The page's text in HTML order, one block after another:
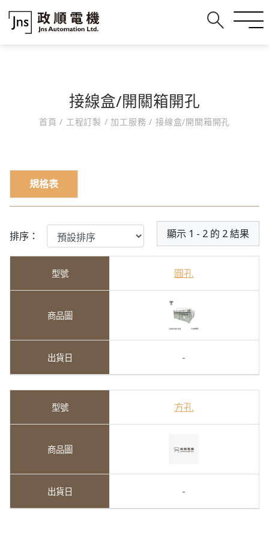
接線盒/開關箱開孔
首頁/ 工程訂製 / 加工服務/ 接線盒/開關箱開孔
規格表
排序： 顯示 1 - 2 的 2 結果
圓孔
-
方孔
-